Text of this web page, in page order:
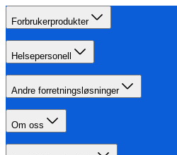
Forbrukerprodukter
Helsepersonell
Andre forretningsløsninger
Om oss